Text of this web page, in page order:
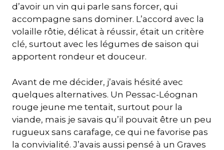
d’avoir un vin qui parle sans forcer, qui
accompagne sans dominer. L’accord avec la
volaille rôtie, délicat à réussir, était un critère
clé, surtout avec les légumes de saison qui
apportent rondeur et douceur.
Avant de me décider, j’avais hésité avec
quelques alternatives. Un Pessac-Léognan
rouge jeune me tentait, surtout pour la
viande, mais je savais qu’il pouvait être un peu
rugueux sans carafage, ce qui ne favorise pas
la convivialité. J’avais aussi pensé à un Graves